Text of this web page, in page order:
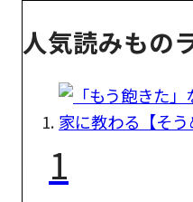
人気読みもの
1